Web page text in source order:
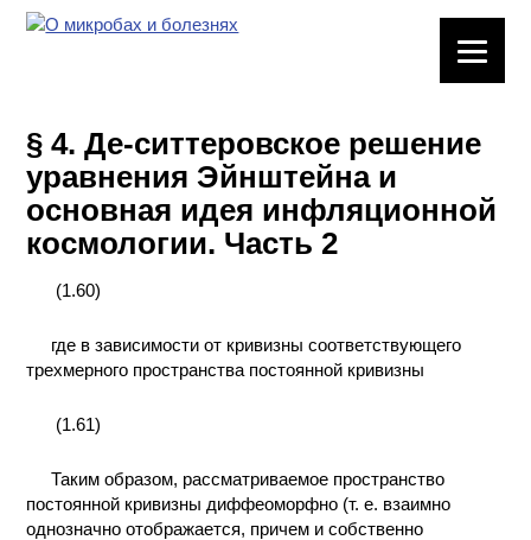
ХИМИЧЕСКАЯ
ПОСУДА
ВРЕДНЫЕ
ПРАКТИЧЕСКОЙ
ХИМИИ
ХИМИЯ НА
И ХИМИЧЕСКАЯ
ТЕХНОЛОГИЯ
§ 4. Де-ситтеровское решение
уравнения Эйнштейна и
основная идея инфляционной
космологии. Часть 2
(1.60)
где в зависимости от кривизны соответствующего
трехмерного пространства постоянной кривизны
(1.61)
Таким образом, рассматриваемое пространство
постоянной кривизны диффеоморфно (т. е. взаимно
однозначно отображается, причем и собственно